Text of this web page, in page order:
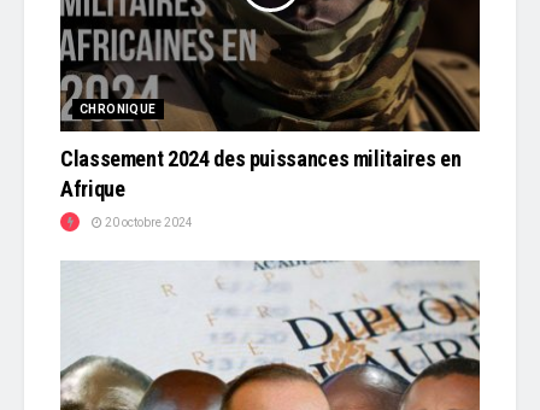
CHRONIQUE
Classement 2024 des puissances militaires en
Afrique
20 octobre 2024